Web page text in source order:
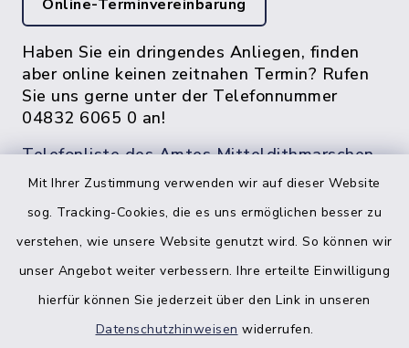
Mit Ihrer Zustimmung verwenden wir auf dieser Website
sog. Tracking-Cookies, die es uns ermöglichen besser zu
verstehen, wie unsere Website genutzt wird. So können wir
unser Angebot weiter verbessern. Ihre erteilte Einwilligung
hierfür können Sie jederzeit über den Link in unseren
Datenschutzhinweisen widerrufen.
Online-Terminvereinbarung
Haben Sie ein dringendes Anliegen, finden
aber online keinen zeitnahen Termin? Rufen
Sie uns gerne unter der Telefonnummer
04832 6065 0 an!
Telefonliste des Amtes Mitteldithmarschen